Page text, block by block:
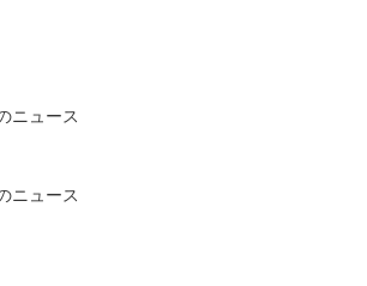
ニュース
ニュース